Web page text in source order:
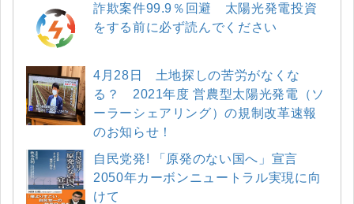
詐欺案件99.9％回避 太陽光発電投資
をする前に必ず読んでください
4月28日 土地探しの苦労がなくな
る？ 2021年度 営農型太陽光発電（ソ
ーラーシェアリング）の規制改革速報
のお知らせ！
自民党発! 「原発のない国へ」宣言
2050年カーボンニュートラル実現に向
けて